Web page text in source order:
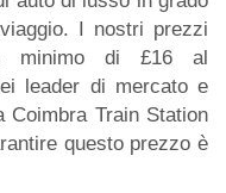
I nostri prezzi
minimo di £16 al
leader di mercato e
Coimbra Train Station
questo prezzo è